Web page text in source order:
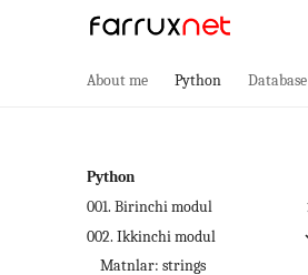
About me Python Database
Python
001. Birinchi modul
Pythonda birinchi dasturimiz
O'zgaruvchilar
002. Ikkinchi modul
Matnlar: strings